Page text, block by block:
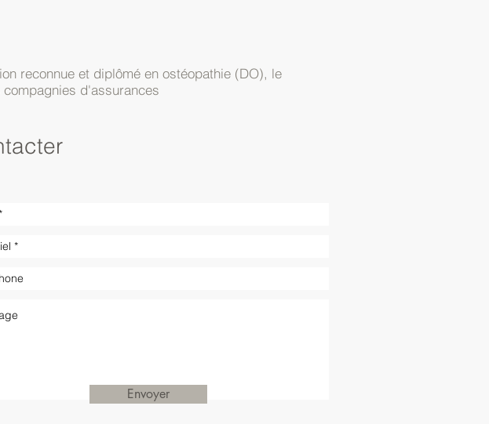
reconnue et diplômé en ostéopathie (DO), le
d'assurances
Envoyer